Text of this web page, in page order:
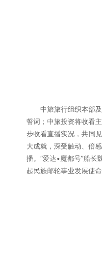
中旅旅行组织本部
誓词；中旅投资将收看
步收看直播实况，共同
大成就，深受触动、倍
播。“爱达•魔都号”船长
起民族邮轮事业发展使